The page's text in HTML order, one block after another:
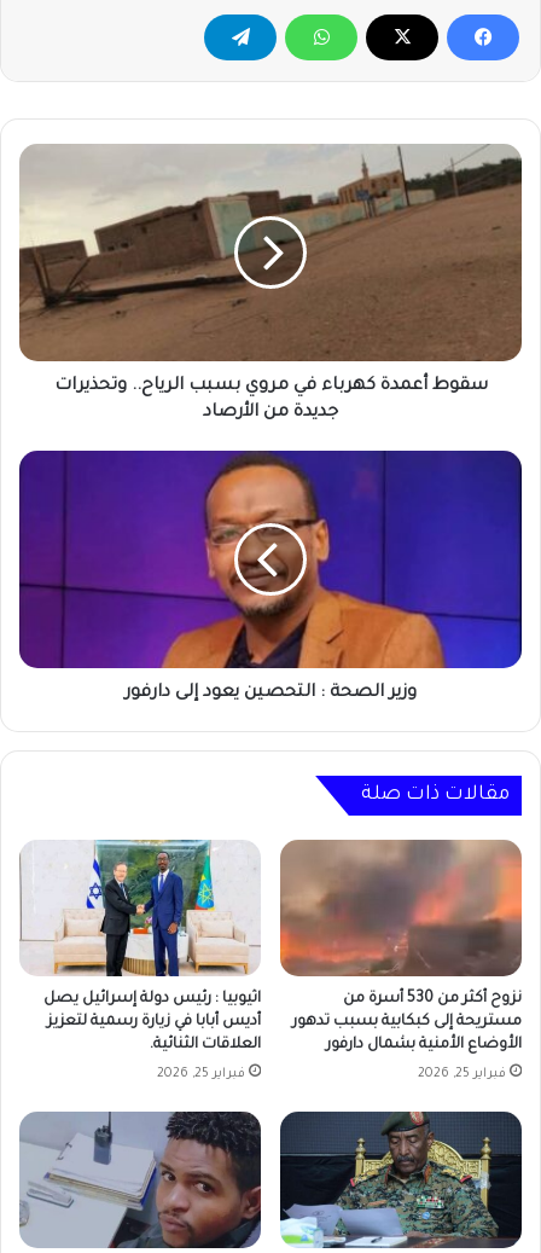
سقوط
أعمدة
مروي
بسبب
جديدة
سقوط أعمدة كهرباء في مروي بسبب الرياح.. وتحذيرات
جديدة من الأرصاد
وزير
دارفور
وزير الصحة : التحصين يعود إلى دارفور
مقالات ذات صلة
نزوح أكثر من 530 أسرة من
مستريحة إلى كبكابية بسبب تدهور
الأوضاع الأمنية بشمال دارفور
فبراير 25, 2026
اثيوبيا : رئيس دولة إسرائيل يصل
أديس أبابا في زيارة رسمية لتعزيز
العلاقات الثنائية.
فبراير 25, 2026